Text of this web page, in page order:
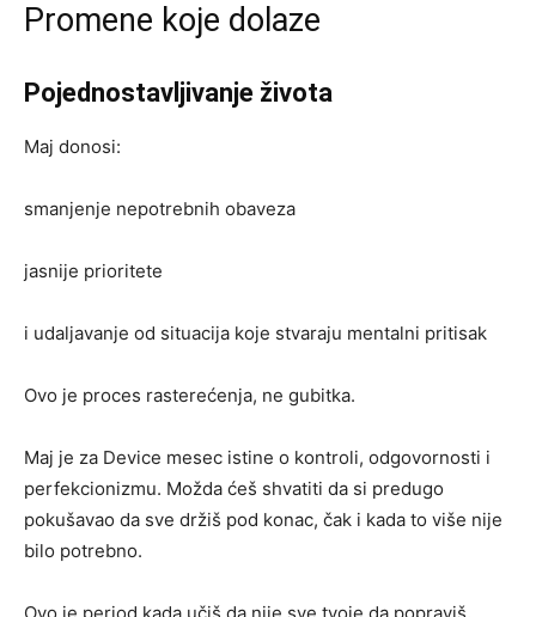
Promene koje dolaze
Pojednostavljivanje života
Maj donosi:
smanjenje nepotrebnih obaveza
jasnije prioritete
i udaljavanje od situacija koje stvaraju mentalni pritisak
Ovo je proces rasterećenja, ne gubitka.
Maj je za Device mesec istine o kontroli, odgovornosti i
perfekcionizmu. Možda ćeš shvatiti da si predugo
pokušavao da sve držiš pod konac, čak i kada to više nije
bilo potrebno.